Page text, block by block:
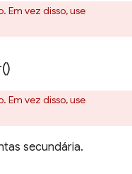
Em vez disso, use
)
Em vez disso, use
secundária.